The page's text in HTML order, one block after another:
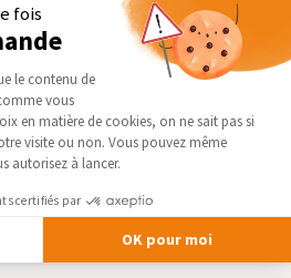
RÉNOVATION INTÉRIEURE
TRAVAUX EXTÉRIEURS
NOS PARTENAIRES
La Maison des Architectes
Expert Bricolage
Intégrer notre réseau
Des travaux pour les pros ?
fois
du
le contenu de
vous
en matière de cookies, on ne sait pas si
visite ou non. Vous pouvez même
autorisez à lancer.
certifiés par
OK pour moi
consent